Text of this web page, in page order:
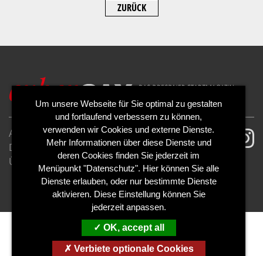
ZURÜCK
AGB
Impressum
Datenschutzerklärung
Cookies
Über uns
Kontakt
Mediadaten
Abo kündigen
Abo widerrufen
Um unsere Webseite für Sie optimal zu gestalten
und fortlaufend verbessern zu können,
verwenden wir Cookies und externe Dienste.
Mehr Informationen über diese Dienste und
deren Cookies finden Sie jederzeit im
Menüpunkt "Datenschutz". Hier können Sie alle
Dienste erlauben, oder nur bestimmte Dienste
aktivieren. Diese Einstellung können Sie
jederzeit anpassen.
OK, accept all
Verbiete optionale Cookies